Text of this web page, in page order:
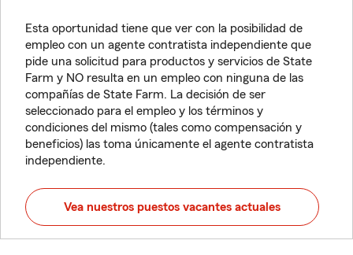
Esta oportunidad tiene que ver con la posibilidad de
empleo con un agente contratista independiente que
pide una solicitud para productos y servicios de State
Farm y NO resulta en un empleo con ninguna de las
compañías de State Farm. La decisión de ser
seleccionado para el empleo y los términos y
condiciones del mismo (tales como compensación y
beneficios) las toma únicamente el agente contratista
independiente.
Vea nuestros puestos vacantes actuales